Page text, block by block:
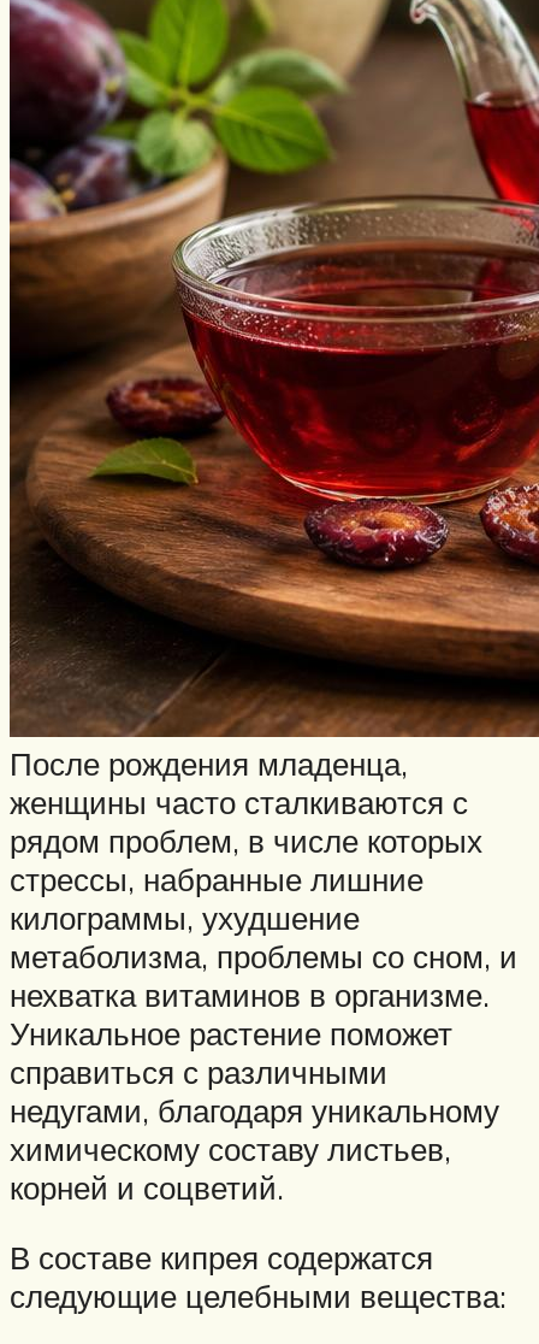
После рождения младенца,
женщины часто сталкиваются с
рядом проблем, в числе которых
стрессы, набранные лишние
килограммы, ухудшение
метаболизма, проблемы со сном, и
нехватка витаминов в организме.
Уникальное растение поможет
справиться с различными
недугами, благодаря уникальному
химическому составу листьев,
корней и соцветий.
В составе кипрея содержатся
следующие целебными вещества: